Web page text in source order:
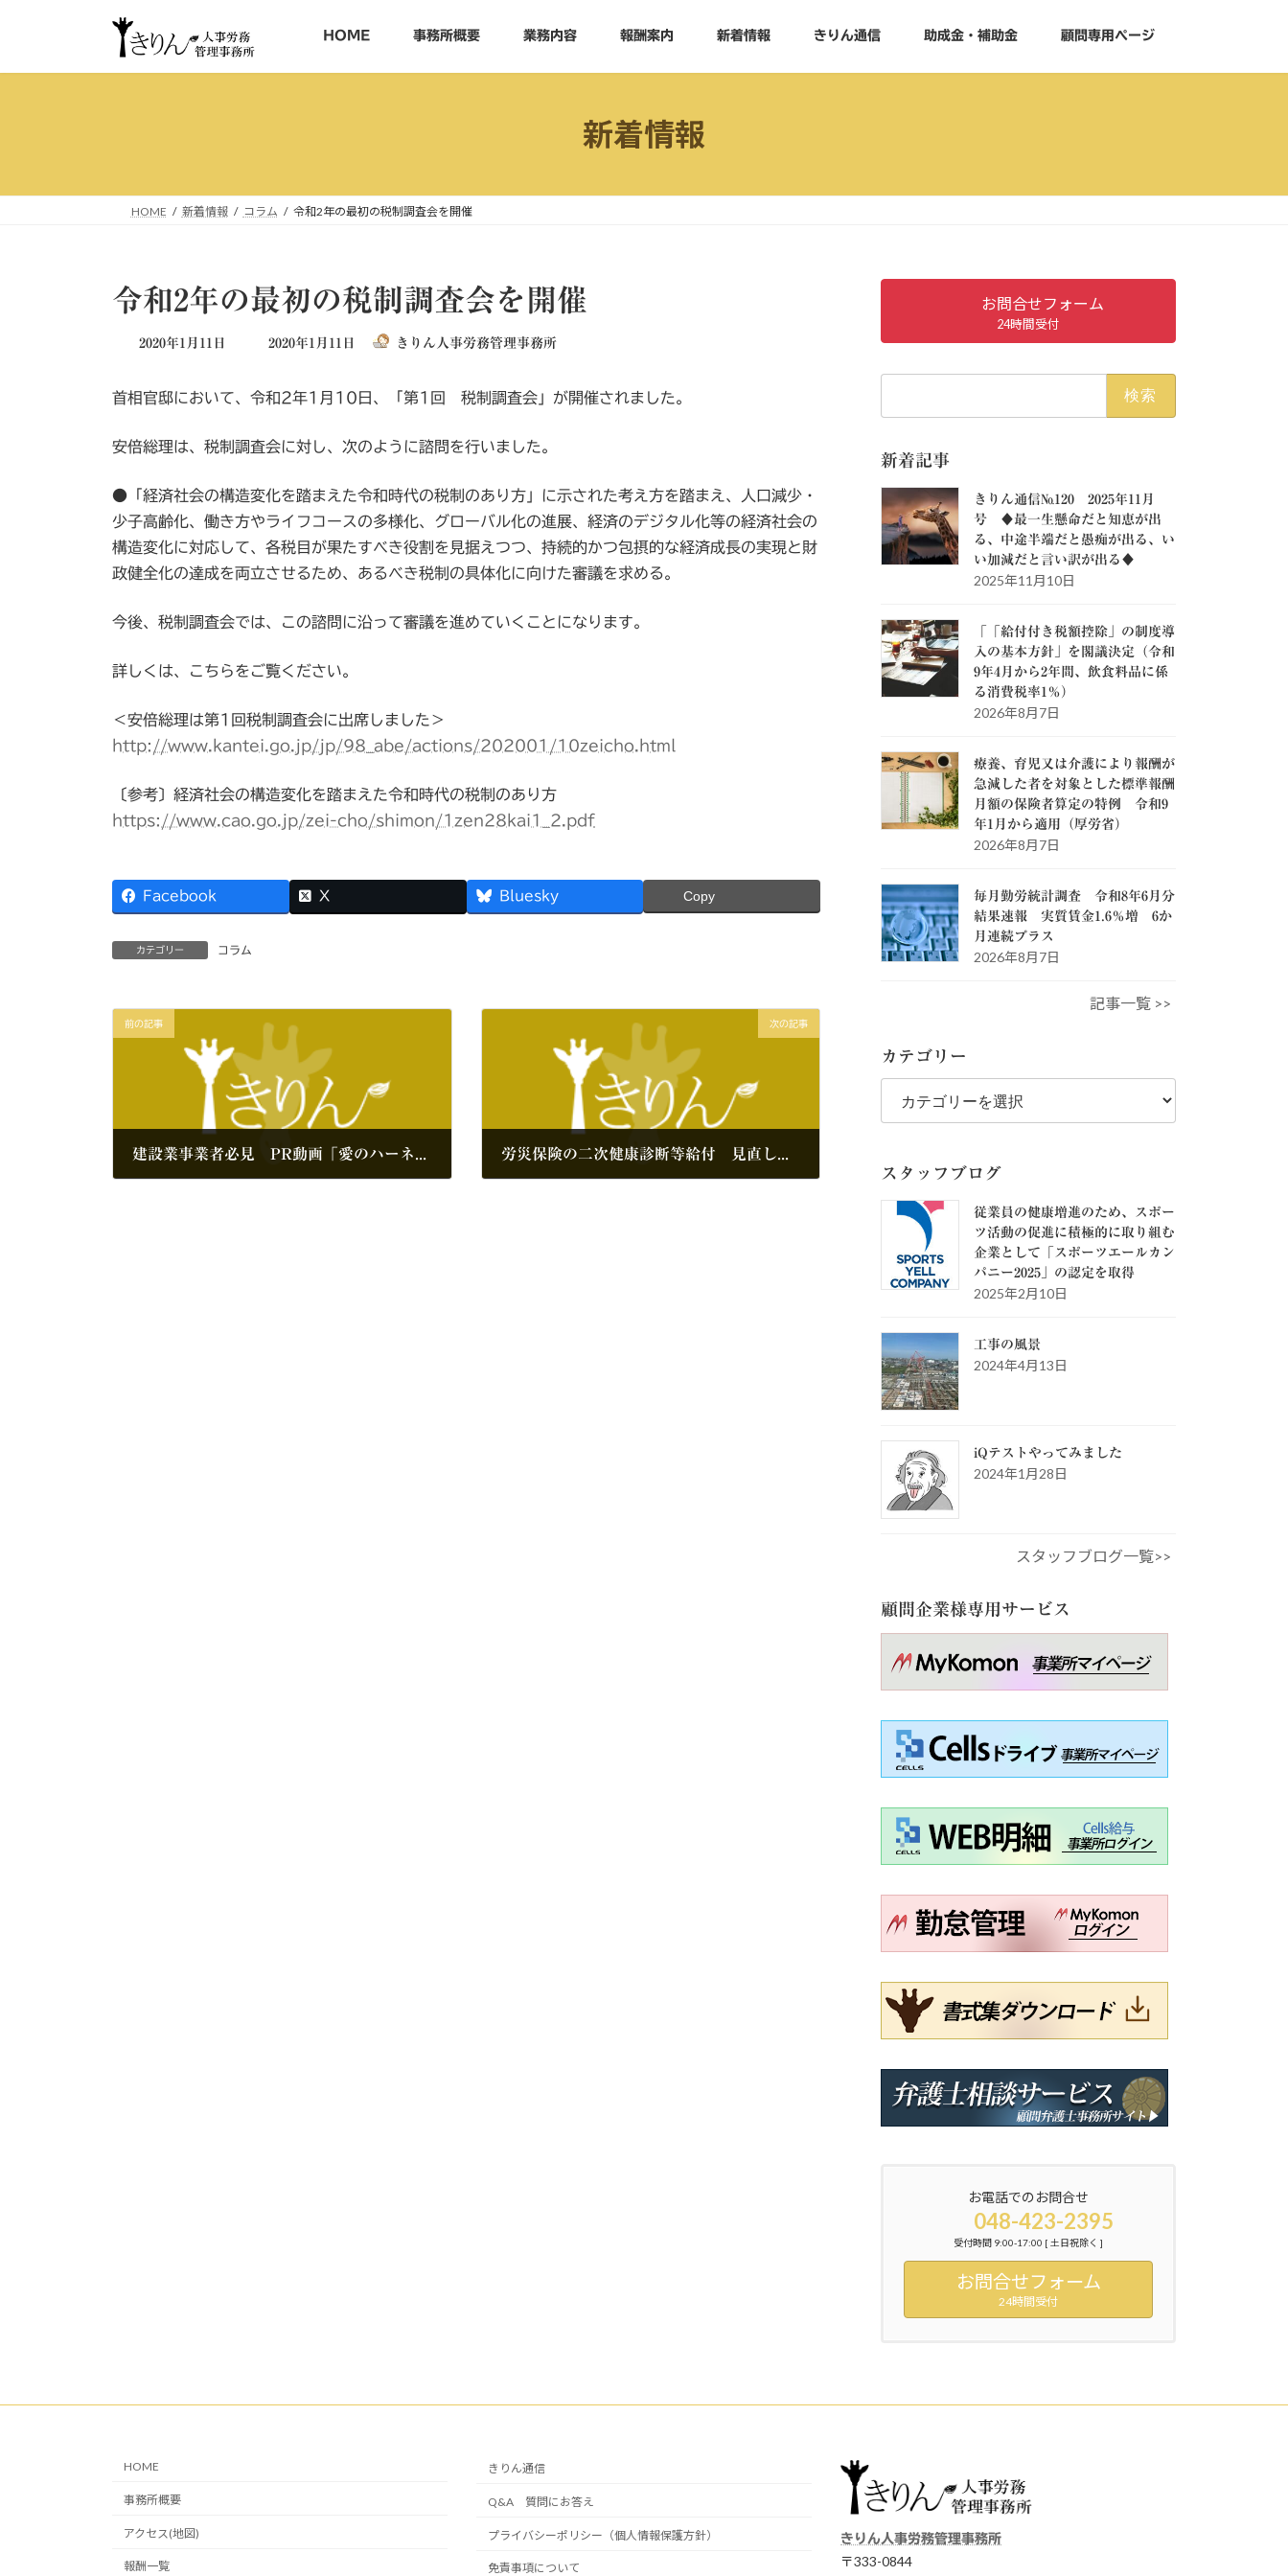
ッ
移
HOME 事務所概要 業務内容 報酬案内 新着情報 きりん通信 助成金・補助金 顧問専用ページ
新着情報
HOME 新着情報 コラム 令和2年の最初の税制調査会を開催
令和2年の最初の税制調査会を開催
2020年1月11日
最
新
時
2020年1月11日 きりん人事労務管理事務所
首相官邸において、令和2年1月10日、「第1回 税制調査会」が開催されました。
安倍総理は、税制調査会に対し、次のように諮問を行いました。
●「経済社会の構造変化を踏まえた令和時代の税制のあり方」に示された考え方を踏まえ、人口減少・
少子高齢化、働き方やライフコースの多様化、グローバル化の進展、経済のデジタル化等の経済社会の
構造変化に対応して、各税目が果たすべき役割を見据えつつ、持続的かつ包摂的な経済成長の実現と財
政健全化の達成を両立させるため、あるべき税制の具体化に向けた審議を求める。
今後、税制調査会では、この諮問に沿って審議を進めていくことになります。
詳しくは、こちらをご覧ください。
＜安倍総理は第1回税制調査会に出席しました＞
http://www.kantei.go.jp/jp/98_abe/actions/202001/10zeicho.html
〔参考〕経済社会の構造変化を踏まえた令和時代の税制のあり方
https://www.cao.go.jp/zei-cho/shimon/1zen28kai1_2.pdf
Facebook X Bluesky Copy
カテゴリー コラム
前の記事 次の記事
お問合せフォーム
24時間受付
新着記事
きりん通信№120 2025年11月
号 ♦最一生懸命だと知恵が出
る、中途半端だと愚痴が出る、い
い加減だと言い訳が出る♦
2025年11月10日
「「給付付き税額控除」の制度導
入の基本方針」を閣議決定（令和
9年4月から2年間、飲食料品に係
る消費税率1％）
2026年8月7日
療養、育児又は介護により報酬が
急減した者を対象とした標準報酬
月額の保険者算定の特例 令和9
年1月から適用（厚労省）
2026年8月7日
毎月勤労統計調査 令和8年6月分
結果速報 実質賃金1.6％増 6か
月連続プラス
2026年8月7日
記事一覧 >>
カテゴリー
カ
ゴ
ー
スタッフブログ
従業員の健康増進のため、スポー
ツ活動の促進に積極的に取り組む
企業として「スポーツエールカン
パニー2025」の認定を取得
2025年2月10日
工事の風景
2024年4月13日
iQテストやってみました
2024年1月28日
スタッフブログ一覧>>
顧問企業様専用サービス
お電話でのお問合せ
048-423-2395
受付時間 9:00-17:00 [ 土日祝除く ]
お問合せフォーム
24時間受付
HOME
事務所概要
アクセス(地図)
報酬一覧
きりん通信
Q&A 質問にお答え
プライバシーポリシー（個人情報保護方針）
免責事項について
きりん人事労務管理事務所
〒333-0844